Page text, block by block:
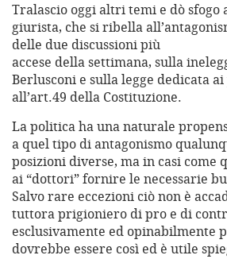
Tralascio oggi altri temi e dò sfogo
giurista, che si ribella
delle due discussioni più
accese della settimana, sulla
Berlusconi e sulla legge dedicata
all’art.49 della Costituzione.
La politica ha una naturale
a quel tipo di antagonismo
posizioni diverse, ma in casi come
ai “dottori” fornire le necessarie
Salvo rare eccezioni ciò non è
tuttora prigioniero di pro e di
esclusivamente ed opinabilmente
dovrebbe essere così ed è utile